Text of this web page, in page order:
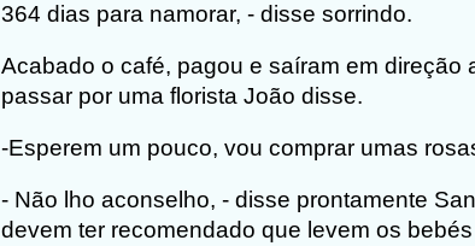
364 dias para namorar, - disse sorrindo.
Acabado o café, pagou e saíram em direção
passar por uma florista João disse.
-Esperem um pouco, vou comprar umas
- Não lho aconselho, - disse prontamente
devem ter recomendado que levem os